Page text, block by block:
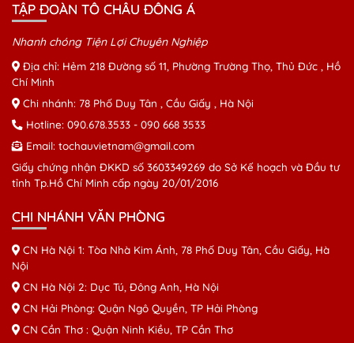
TẬP ĐOÀN TÔ CHÂU ĐÔNG Á
Nhanh chóng Tiện Lợi Chuyên Nghiệp
Địa chỉ: Hẻm 218 Đường số 11, Phường Trường Thọ, Thủ Đức , Hồ
Chí Minh
Chi nhánh: 78 Phố Duy Tân , Cầu Giấy , Hà Nội
Hotline: 090.678.3533 - 090 668 3533
Email: tochauvietnam@gmail.com
Giấy chứng nhận ĐKKD số 3603349269 do Sở Kế hoạch và Đầu tư
tỉnh Tp.Hồ Chí Minh cấp ngày 20/01/2016
CHI NHÁNH VĂN PHÒNG
CN Hà Nội 1: Tòa Nhà Kim Ánh, 78 Phố Duy Tân, Cầu Giấy, Hà
Nội
CN Hà Nội 2: Dục Tú, Đông Anh, Hà Nội
CN Hải Phòng: Quận Ngô Quyền, TP Hải Phòng
CN Cần Thơ : Quận Ninh Kiều, TP Cần Thơ